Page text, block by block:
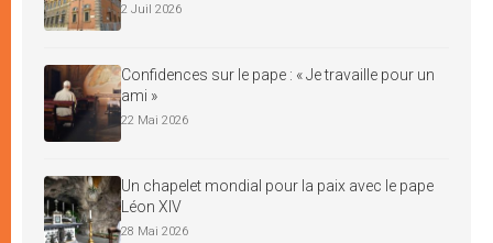
2 Juil 2026
Confidences sur le pape : « Je travaille pour un
ami »
22 Mai 2026
Un chapelet mondial pour la paix avec le pape
Léon XIV
28 Mai 2026